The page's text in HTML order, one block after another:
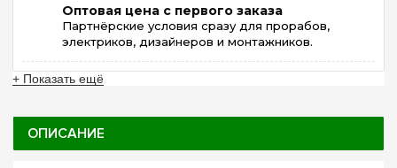
Оптовая цена с первого заказа
Партнёрские условия сразу для прорабов,
электриков, дизайнеров и монтажников.
+ Показать ещё
ОПИСАНИЕ